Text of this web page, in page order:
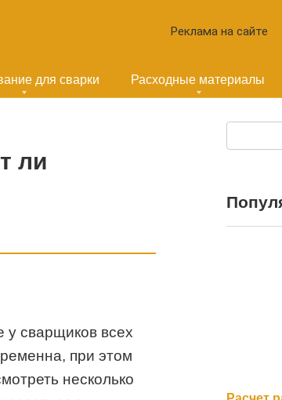
Реклама на сайте
для сварки Расходные материалы
ли
у сварщиков всех
при этом
несколько